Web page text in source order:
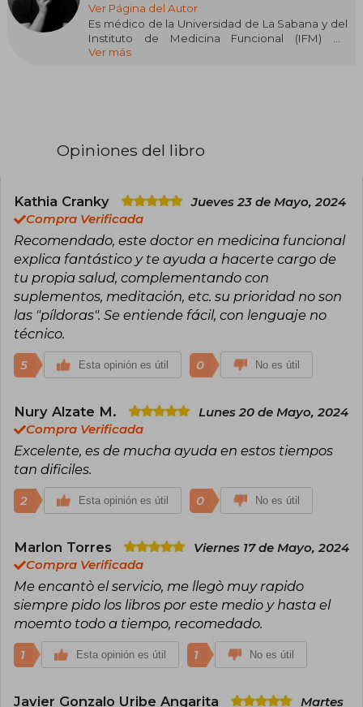
Ver Página del Autor
Es médico de la Universidad de La Sabana y del
Instituto de Medicina Funcional (IFM) en
Estados Unidos. Tiene especialidades en
en Bogotá, Colombia. Trabaja como docente y
asesor en investigación y desarrollo para
speaker, autor, instagramer de medio tiempo,
cocinero aficionado, esposo y padre orgulloso.
Su pasión es encontrar la cura de raíz de las
enfermedades crónicas y su misión, “educar
con ciencia” al mayor número de personas
posible.
Ver más
Opiniones del libro
Kathia Cranky
Jueves 23 de Mayo, 2024
Compra Verificada
Recomendado, este doctor en medicina funcional
explica fantástico y te ayuda a hacerte cargo de
tu propia salud, complementando con
suplementos, meditación, etc. su prioridad no son
las "píldoras". Se entiende fácil, con lenguaje no
técnico.
5 Esta opinión es útil 0 No es útil
Nury Alzate M.
Lunes 20 de Mayo, 2024
Compra Verificada
Excelente, es de mucha ayuda en estos tiempos
tan dificiles.
2 Esta opinión es útil 0 No es útil
Marlon Torres
Viernes 17 de Mayo, 2024
Compra Verificada
Me encantò el servicio, me llegò muy rapido
siempre pido los libros por este medio y hasta el
moemto todo a tiempo, recomedado.
1 Esta opinión es útil 1 No es útil
Javier Gonzalo Uribe Angarita Martes